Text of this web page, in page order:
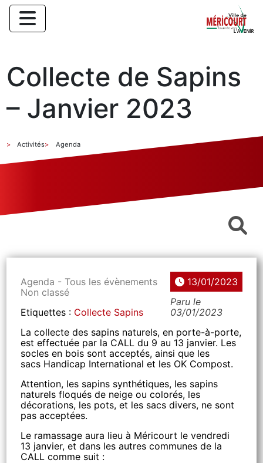
Collecte de Sapins
– Janvier 2023
Activités Agenda
Agenda - Tous les évènements
Non classé
Etiquettes : Collecte Sapins
13/01/2023
Paru le
03/01/2023
La collecte des sapins naturels, en porte-à-porte,
est effectuée par la CALL du 9 au 13 janvier. Les
socles en bois sont acceptés, ainsi que les
sacs Handicap International et les OK Compost.
Attention, les sapins synthétiques, les sapins
naturels floqués de neige ou colorés, les
décorations, les pots, et les sacs divers, ne sont
pas acceptées.
Le ramassage aura lieu à Méricourt le vendredi
13 janvier, et dans les autres communes de la
CALL comme suit :